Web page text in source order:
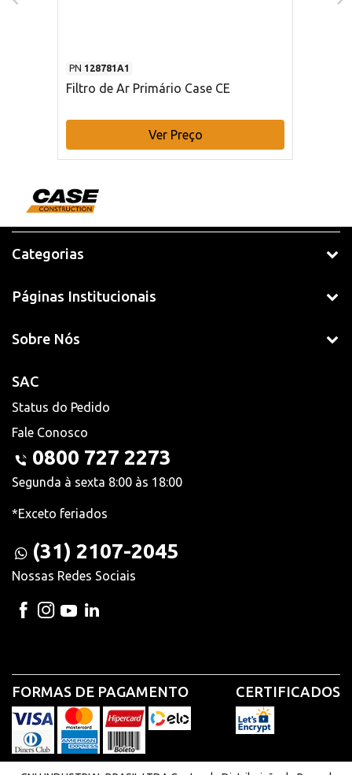
PN 128781A1
Filtro de Ar Primário Case CE
Ver Preço
Categorias
Páginas Institucionais
Sobre Nós
SAC
Status do Pedido
Fale Conosco
0800 727 2273
Segunda à sexta 8:00 às 18:00
*Exceto feriados
(31) 2107-2045
Nossas Redes Sociais
FORMAS DE PAGAMENTO CERTIFICADOS